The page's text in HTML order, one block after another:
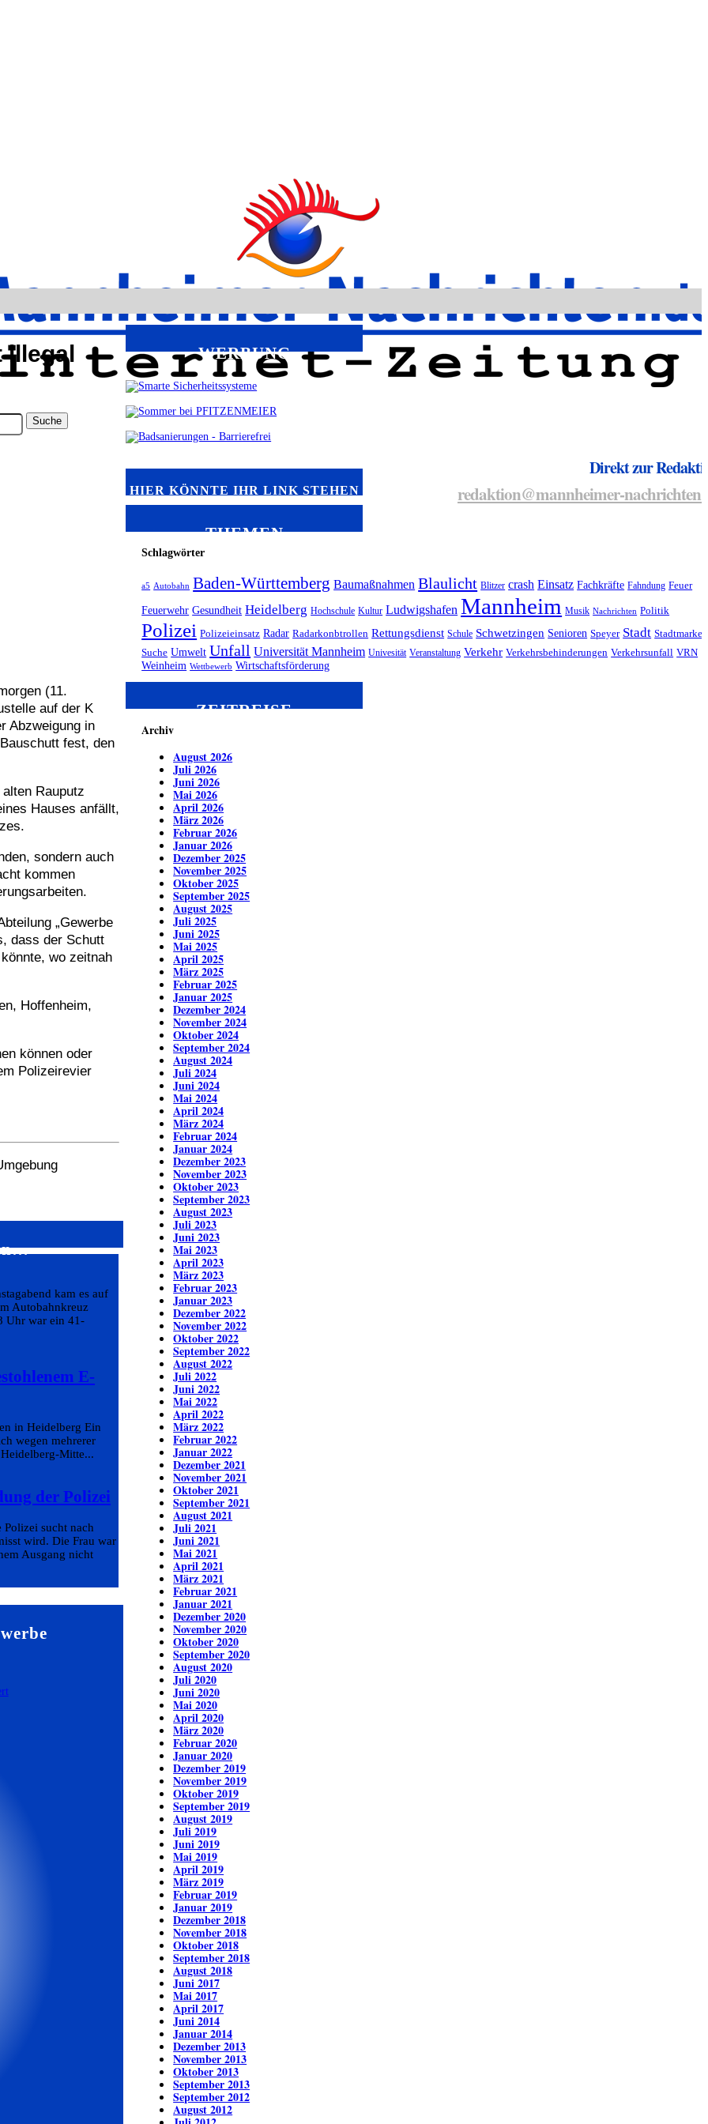
Direkt zur
redaktion@mannheimer-
(11.
auf der K
Abzweigung in
fest, den
Rauputz
Hauses anfällt,
sondern auch
kommen
„Gewerbe
dass der Schutt
wo zeitnah
Hoffenheim,
können oder
Polizeirevier
kam es auf
Autobahnkreuz
Uhr war ein 41-
E-
in Heidelberg Ein
wegen mehrerer
Mitte...
der Polizei
sucht nach
wird. Die Frau war
Ausgang nicht
WERBUNG
HIER KÖNNTE IHR LINK STEHEN
THEMEN
Schlagwörter
a5 Autobahn Baden-Württemberg Baumaßnahmen Blaulicht Blitzer crash Einsatz Fachkräfte Fahndung Feuer
Feuerwehr Gesundheit Heidelberg Hochschule Kultur Ludwigshafen Mannheim Musik Nachrichten Politik
Polizei Polizeieinsatz Radar Radarkonbtrollen Rettungsdienst Schule Schwetzingen Senioren Speyer Stadt
Suche Umwelt Unfall Universität Mannheim Univesität Veranstaltung Verkehr Verkehrsbehinderungen Verkehrsunfall VRN
Weinheim Wettbewerb Wirtschaftsförderung
ZEITREISE
Archiv
August 2026
Juli 2026
Juni 2026
Mai 2026
April 2026
März 2026
Februar 2026
Januar 2026
Dezember 2025
November 2025
Oktober 2025
September 2025
August 2025
Juli 2025
Juni 2025
Mai 2025
April 2025
März 2025
Februar 2025
Januar 2025
Dezember 2024
November 2024
Oktober 2024
September 2024
August 2024
Juli 2024
Juni 2024
Mai 2024
April 2024
März 2024
Februar 2024
Januar 2024
Dezember 2023
November 2023
Oktober 2023
September 2023
August 2023
Juli 2023
Juni 2023
Mai 2023
April 2023
März 2023
Februar 2023
Januar 2023
Dezember 2022
November 2022
Oktober 2022
September 2022
August 2022
Juli 2022
Juni 2022
Mai 2022
April 2022
März 2022
Februar 2022
Januar 2022
Dezember 2021
November 2021
Oktober 2021
September 2021
August 2021
Juli 2021
Juni 2021
Mai 2021
April 2021
März 2021
Februar 2021
Januar 2021
Dezember 2020
November 2020
Oktober 2020
September 2020
August 2020
Juli 2020
Juni 2020
Mai 2020
April 2020
März 2020
Februar 2020
Januar 2020
Dezember 2019
November 2019
Oktober 2019
September 2019
August 2019
Juli 2019
Juni 2019
Mai 2019
April 2019
März 2019
Februar 2019
Januar 2019
Dezember 2018
November 2018
Oktober 2018
September 2018
August 2018
Juni 2017
Mai 2017
April 2017
Juni 2014
Januar 2014
Dezember 2013
November 2013
Oktober 2013
September 2013
September 2012
August 2012